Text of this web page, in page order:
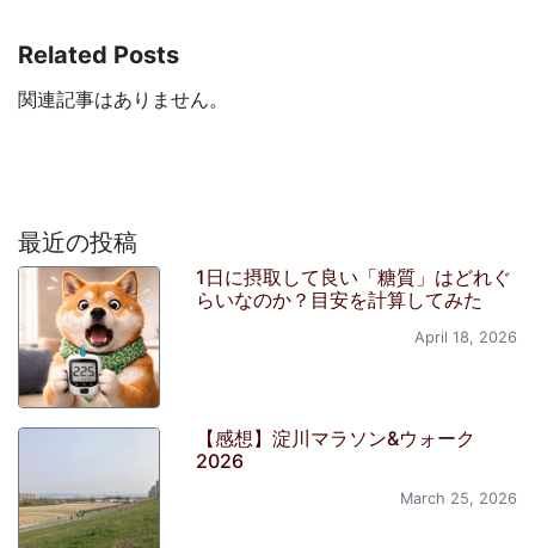
Related Posts
関連記事はありません。
最近の投稿
1日に摂取して良い「糖質」はどれぐ
らいなのか？目安を計算してみた
April 18, 2026
【感想】淀川マラソン&ウォーク
2026
March 25, 2026